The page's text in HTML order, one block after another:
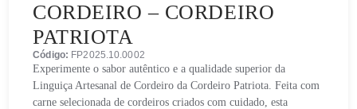
CORDEIRO – CORDEIRO
PATRIOTA
Código: FP2025.10.0002
Experimente o sabor autêntico e a qualidade superior da
Linguiça Artesanal de Cordeiro da Cordeiro Patriota. Feita com
carne selecionada de cordeiros criados com cuidado, esta